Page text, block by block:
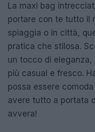
La maxi bag
portare con te tutto il
spiaggia o in città,
pratica che stilosa.
un tocco di eleganza,
più casual e fresco.
possa essere
avere tutto a portata
avvera!